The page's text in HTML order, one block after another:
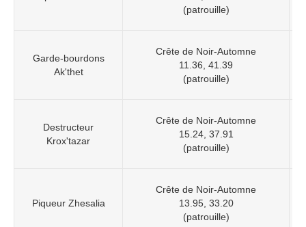
(patrouille)
Garde-bourdons
Ak'thet
Crête de Noir-Automne
11.36, 41.39
(patrouille)
Destructeur
Krox'tazar
Crête de Noir-Automne
15.24, 37.91
(patrouille)
Piqueur Zhesalia
Crête de Noir-Automne
13.95, 33.20
(patrouille)